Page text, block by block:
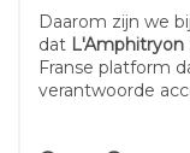
Daarom zijn we
dat L'Amphitryon
Franse platform
verantwoorde